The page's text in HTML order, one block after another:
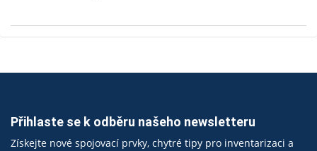
Přihlaste se k odběru našeho newsletteru
Získejte nové spojovací prvky, chytré tipy pro inventarizaci a